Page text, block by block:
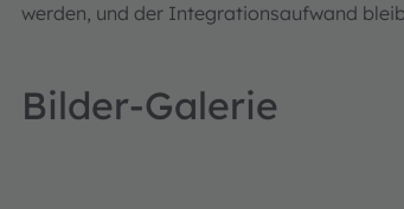
werden, und der Integrationsaufwand
Bilder-Galerie